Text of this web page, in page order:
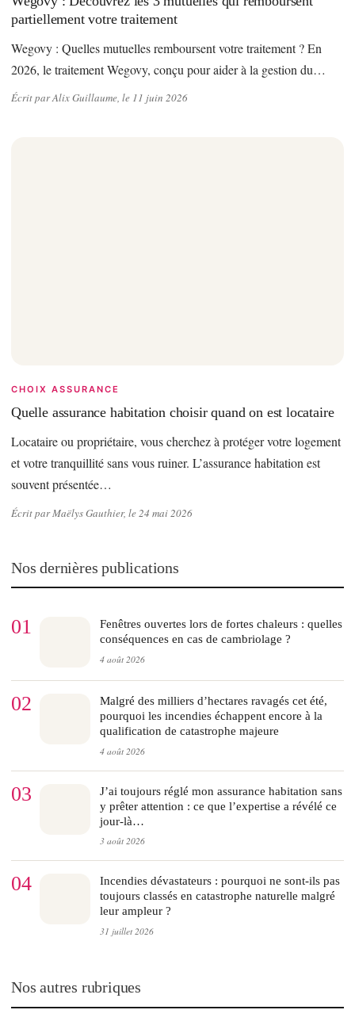
partiellement votre traitement
Wegovy : Quelles mutuelles remboursent votre traitement ? En
2026, le traitement Wegovy, conçu pour aider à la gestion du…
Écrit par Alix Guillaume, le 11 juin 2026
CHOIX ASSURANCE
Quelle assurance habitation choisir quand on est locataire
Locataire ou propriétaire, vous cherchez à protéger votre logement
et votre tranquillité sans vous ruiner. L’assurance habitation est
souvent présentée…
Écrit par Maëlys Gauthier, le 24 mai 2026
Nos dernières publications
01
Fenêtres ouvertes lors de fortes chaleurs : quelles
conséquences en cas de cambriolage ?
4 août 2026
02
Malgré des milliers d’hectares ravagés cet été,
pourquoi les incendies échappent encore à la
qualification de catastrophe majeure
4 août 2026
03
J’ai toujours réglé mon assurance habitation sans
y prêter attention : ce que l’expertise a révélé ce
jour-là…
3 août 2026
04
Incendies dévastateurs : pourquoi ne sont-ils pas
toujours classés en catastrophe naturelle malgré
leur ampleur ?
31 juillet 2026
Nos autres rubriques